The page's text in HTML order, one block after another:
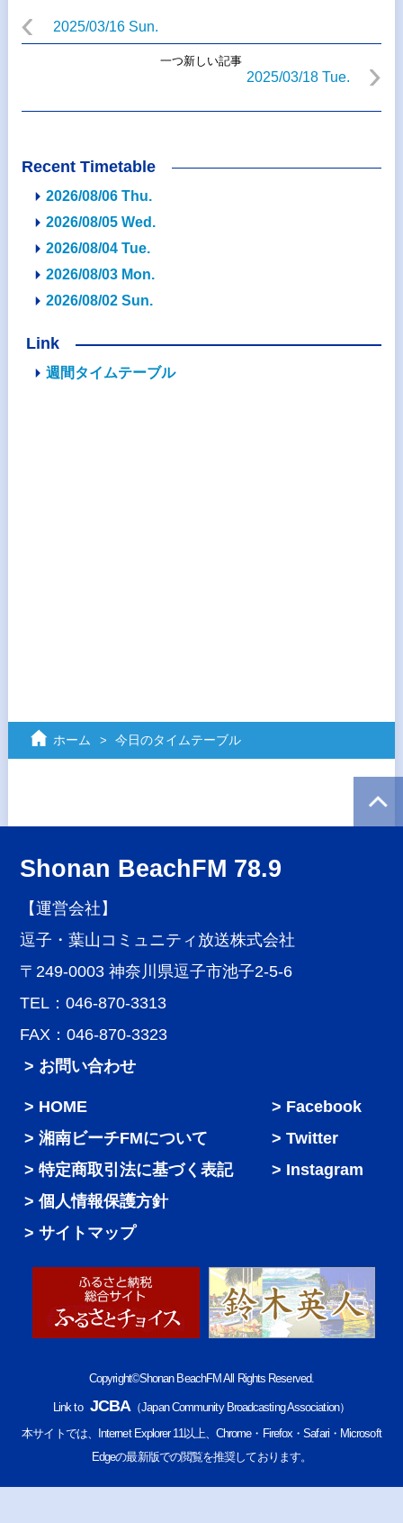
2025/03/16 Sun.
一つ新しい記事
2025/03/18 Tue.
Recent Timetable
2026/08/06 Thu.
2026/08/05 Wed.
2026/08/04 Tue.
2026/08/03 Mon.
2026/08/02 Sun.
Link
週間タイムテーブル
ホーム 今日のタイムテーブル
Shonan BeachFM 78.9
【運営会社】
逗子・葉山コミュニティ放送株式会社
〒249-0003 神奈川県逗子市池子2-5-6
TEL：046-870-3313
FAX：046-870-3323
> お問い合わせ
HOME
湘南ビーチFMについて
特定商取引法に基づく表記
個人情報保護方針
サイトマップ
Facebook
Twitter
Instagram
Copyright©Shonan BeachFM All Rights Reserved.
Link to JCBA（Japan Community Broadcasting Association）
本サイトでは、Internet Explorer 11以上、Chrome・Firefox・Safari・Microsoft
Edgeの最新版での閲覧を推奨しております。